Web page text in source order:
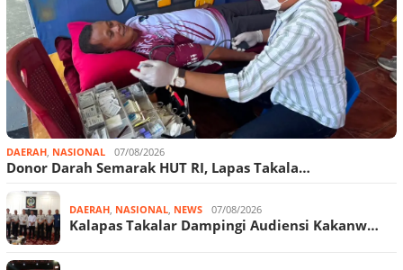
DAERAH NASIONAL 07/08/2026
Donor Darah Semarak HUT RI, Lapas Takala…
DAERAH NASIONAL NEWS 07/08/2026
Kalapas Takalar Dampingi Audiensi Kakanw…